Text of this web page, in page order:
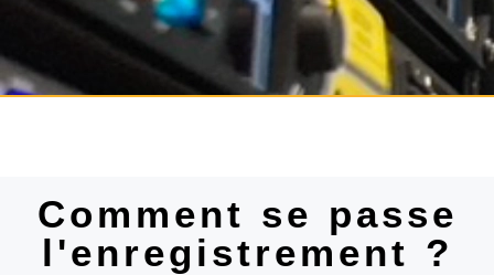
Comment se passe
l'enregistrement ?